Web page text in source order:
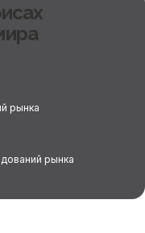
рынка
рынка